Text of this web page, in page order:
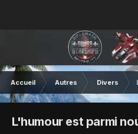
Accueil Autres Divers
L'humour est parmi